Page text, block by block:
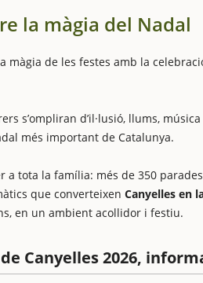
la màgia del Nadal
màgia de les festes amb la
s’ompliran d’il·lusió, llums,
més important de Catalunya.
a tota la família: més de 350
que converteixen Canyelles en
en un ambient acollidor i festiu.
Canyelles 2026,